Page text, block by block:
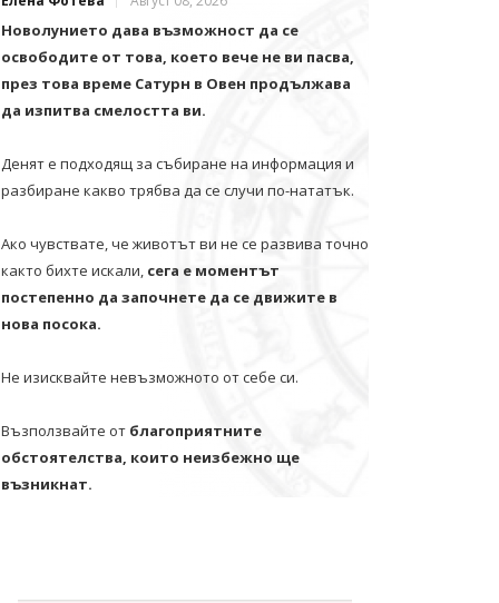
Новолунието дава възможност да се
освободите от това, което вече не ви пасва,
през това време Сатурн в Овен продължава
да изпитва смелостта ви.
Денят е подходящ за събиране на информация и
разбиране какво трябва да се случи по-нататък.
Ако чувствате, че животът ви не се развива точно
както бихте искали, сега е моментът
постепенно да започнете да се движите в
нова посока.
Не изисквайте невъзможното от себе си.
Възползвайте от благоприятните
обстоятелства, които неизбежно ще
възникнат.